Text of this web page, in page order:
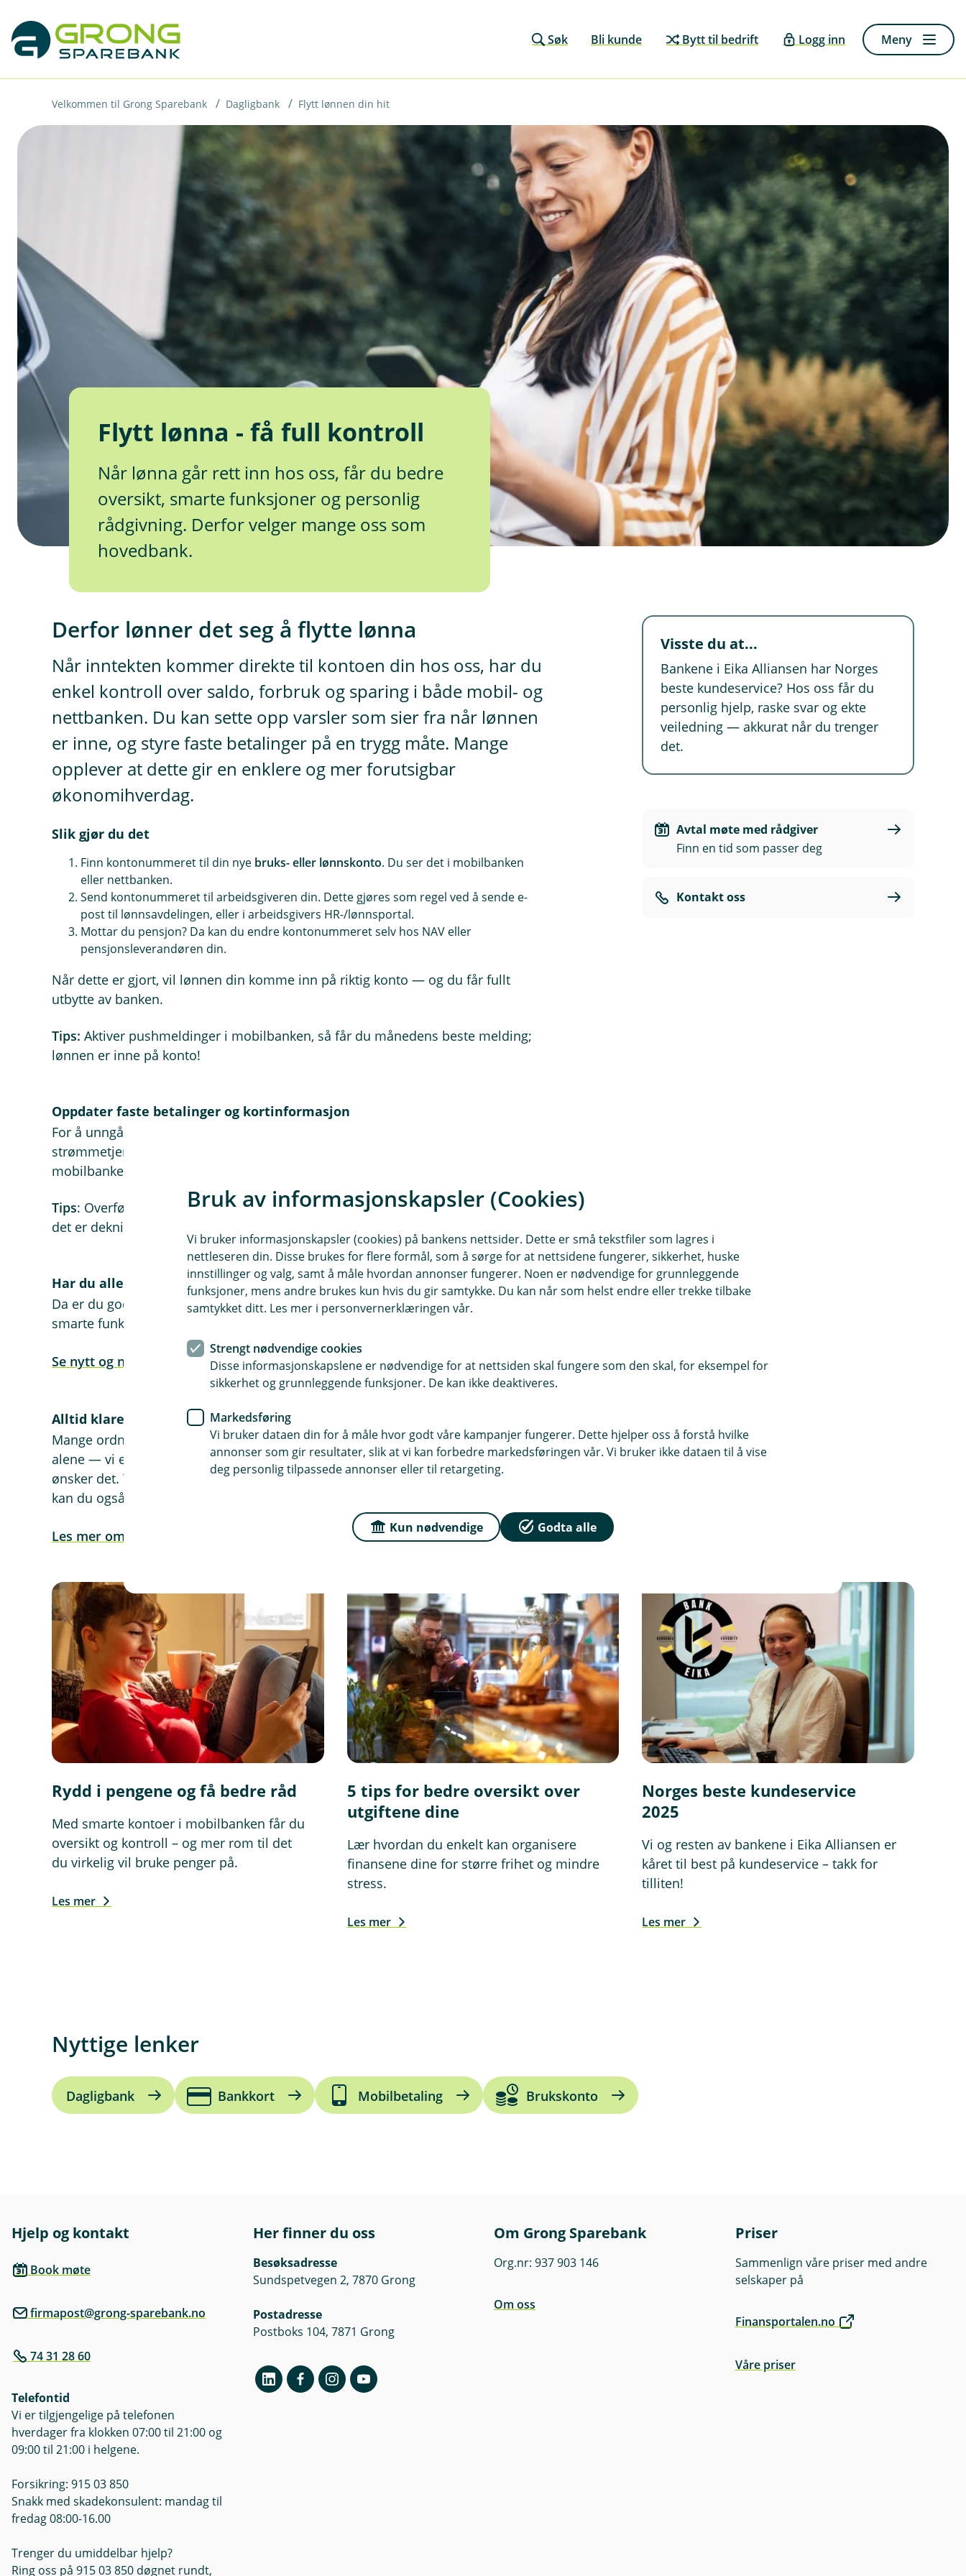
Søk Bli kunde Bytt til bedrift Logg inn Meny
Velkommen til Grong Sparebank Dagligbank Flytt lønnen din hit
Flytt lønna - få full kontroll
Når lønna går rett inn hos oss, får du bedre
oversikt, smarte funksjoner og personlig
rådgivning. Derfor velger mange oss som
hovedbank.
Derfor lønner det seg å flytte lønna
Når inntekten kommer direkte til kontoen din hos oss, har du
enkel kontroll over saldo, forbruk og sparing i både mobil- og
nettbanken. Du kan sette opp varsler som sier fra når lønnen
er inne, og styre faste betalinger på en trygg måte. Mange
opplever at dette gir en enklere og mer forutsigbar
økonomihverdag.
Slik gjør du det
Finn kontonummeret til din nye bruks- eller lønnskonto. Du ser det i mobilbanken
eller nettbanken.
Send kontonummeret til arbeidsgiveren din. Dette gjøres som regel ved å sende e-
post til lønnsavdelingen, eller i arbeidsgivers HR-/lønnsportal.
Mottar du pensjon? Da kan du endre kontonummeret selv hos NAV eller
pensjonsleverandøren din.
Når dette er gjort, vil lønnen din komme inn på riktig konto — og du får fullt
utbytte av banken.
Tips: Aktiver pushmeldinger i mobilbanken, så får du månedens beste melding;
lønnen er inne på konto!
Oppdater faste betalinger og kortinformasjon
For å unngå avbrudd i abonnementer, er det lurt å oppdatere kortinformasjon i
strømmetjenester og nettbutikker. Husk også å flytte AvtaleGiro enkelt i
mobilbanken — du trenger ikke kontakte leverandørene.
Tips: Overfør gjerne penger til den nye kontoen allerede nå, hvis du har, slik at
det er dekning når betalingene går. Det gir deg en trygg overgang.
Har du allerede flyttet lønnen din?
Da er du godt i gang med å bruke banken slik den er ment. Nå får du full oversikt,
smarte funksjoner — og en enklere bankhverdag.
Se nytt og nyttig i mobilbank og nettbank
Alltid klare for en prat — og for å hjelpe deg
Mange ordner det meste selv i mobilbanken eller nettbanken. Men du er aldri
alene — vi er her når du trenger oss. Hos oss får du personlig rådgivning når du
ønsker det. Trenger du praktisk hjelp eller har spørsmål om bankens tjenester,
kan du også kontakte kundeservice.
Les mer om vår prisvinnende kundeservice
Visste du at...
Bankene i Eika Alliansen har Norges
beste kundeservice? Hos oss får du
personlig hjelp, raske svar og ekte
veiledning — akkurat når du trenger
det.
Avtal møte med rådgiver
Finn en tid som passer deg
Kontakt oss
Rydd i pengene og få bedre råd
Med smarte kontoer i mobilbanken får du
oversikt og kontroll – og mer rom til det
du virkelig vil bruke penger på.
Les mer
5 tips for bedre oversikt over
utgiftene dine
Lær hvordan du enkelt kan organisere
finansene dine for større frihet og mindre
stress.
Les mer
Norges beste kundeservice
2025
Vi og resten av bankene i Eika Alliansen er
kåret til best på kundeservice – takk for
tilliten!
Les mer
Nyttige lenker
Dagligbank Bankkort Mobilbetaling Brukskonto
Hjelp og kontakt
Book møte
firmapost@grong-sparebank.no
74 31 28 60
Telefontid
Vi er tilgjengelige på telefonen
hverdager fra klokken 07:00 til 21:00 og
09:00 til 21:00 i helgene.
Forsikring: 915 03 850
Snakk med skadekonsulent: mandag til
fredag 08:00-16.00
Trenger du umiddelbar hjelp?
Ring oss på 915 03 850 døgnet rundt,
Her finner du oss
Besøksadresse
Sundspetvegen 2, 7870 Grong
Postadresse
Postboks 104, 7871 Grong
Om Grong Sparebank
Org.nr: 937 903 146
Om oss
Priser
Sammenlign våre priser med andre
selskaper på
Finansportalen.no
Våre priser
Bruk av informasjonskapsler (Cookies)
Vi bruker informasjonskapsler (cookies) på bankens nettsider. Dette er små tekstfiler som lagres i
nettleseren din. Disse brukes for flere formål, som å sørge for at nettsidene fungerer, sikkerhet, huske
innstillinger og valg, samt å måle hvordan annonser fungerer. Noen er nødvendige for grunnleggende
funksjoner, mens andre brukes kun hvis du gir samtykke. Du kan når som helst endre eller trekke tilbake
samtykket ditt. Les mer i personvernerklæringen vår.
Strengt nødvendige cookies
Disse informasjonskapslene er nødvendige for at nettsiden skal fungere som den skal, for eksempel for
sikkerhet og grunnleggende funksjoner. De kan ikke deaktiveres.
Markedsføring
Vi bruker dataen din for å måle hvor godt våre kampanjer fungerer. Dette hjelper oss å forstå hvilke
annonser som gir resultater, slik at vi kan forbedre markedsføringen vår. Vi bruker ikke dataen til å vise
deg personlig tilpassede annonser eller til retargeting.
Kun nødvendige Godta alle